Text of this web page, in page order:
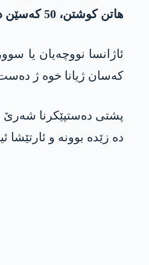
ھاتن کوشتن، 50 کەسێن دن ژی بریندار بوون.
کەسان ژیانا خوە ژ دەست دان، 50 کەسێن دن ژی بریندار بوون. ھەروەھا گەلەک خانیێن ل ناڤچەیێ
پشتی دەستپێکرنا شەرێ
دە زێدە بوونە و